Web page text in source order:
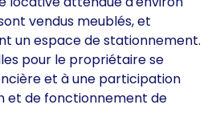
vendus meublés, et
un espace de stationnement.
pour le propriétaire se
et à une participation
et de fonctionnement de